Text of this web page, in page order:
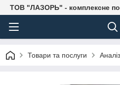
ТОВ "ЛАЗОРЬ" - комплексне
Товари та послуги